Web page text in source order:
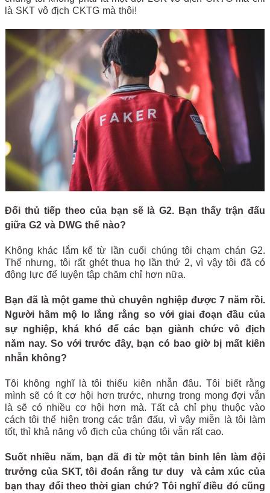
là SKT vô địch CKTG mà thôi!
Đối thủ tiếp theo của bạn sẽ là G2. Bạn thấy trận đấu
giữa G2 và DWG thế nào?
Không khác lắm kể từ lần cuối chúng tôi chạm chán G2.
Thế nhưng, tôi rất ghét thua họ lần thứ 2, vì vậy tôi đã có
động lực để luyện tập chăm chỉ hơn nữa.
Bạn đã là một game thủ chuyên nghiệp được 7 năm rồi.
Người hâm mộ lo lắng rằng so với giai đoạn đầu của
sự nghiệp, khá khó để các bạn giành chức vô địch
năm nay. So với trước đây, bạn có bao giờ bị mất kiên
nhẫn không?
Tôi không nghĩ là tôi thiếu kiên nhẫn đâu. Tôi biết rằng
mình sẽ có ít cơ hội hơn trước, nhưng trong mong đợi vẫn
là sẽ có nhiều cơ hội hơn mà. Tất cả chỉ phụ thuộc vào
cách tôi thể hiện trong các trận đấu, vì vậy miễn là tôi làm
tốt, thì khả năng vô địch của chúng tôi vẫn rất cao.
Suốt nhiều năm, bạn đã đi từ một tân binh lên làm đội
trưởng của SKT, tôi đoán rằng tư duy và cảm xúc của
bạn thay đổi theo thời gian chứ? Tôi nghĩ điều đó cũng